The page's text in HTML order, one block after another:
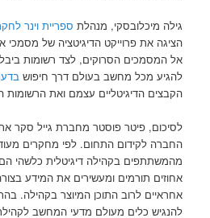
גילה מיכלובסקי, מנהלת ספריית וינר
הציגה את פרוייקט הדיגיטציה של מסמכי
אל המסמכים הסרוקים, לצד רשומות
להגיע מכל מחשב בעולם דרך חיפוש
הקבצים הדיגיטליים עצמם ואת
לסיכום, פיטר פוסטר מחברת גייל סקר
אחוזים תורמים ומעשירים את המידע
אחראיים לרוב התוכן המיוצר בקהילה.
להנגיש כלים מעולם מדעי המחשב